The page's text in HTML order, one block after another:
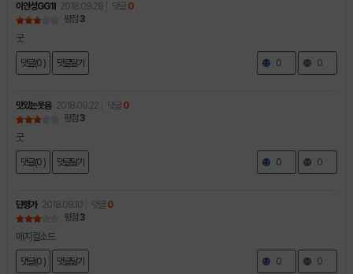
이안성GG1I 2018.09.28 댓글 0
평점 3
굿
댓글(0 ) 댓글달기 0 0
맛있는웃음 2018.09.22 댓글 0
평점 3
굿
댓글(0 ) 댓글달기 0 0
단령가 2018.09.10 댓글 0
평점 3
매지컬소드
댓글(0 ) 댓글달기 0 0